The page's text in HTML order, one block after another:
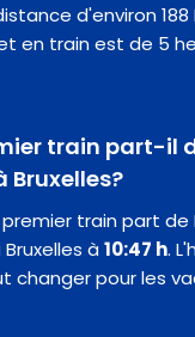
d'environ
en train est de 5
train part-il
Bruxelles?
train part de
à10:47 h.
changer pour les